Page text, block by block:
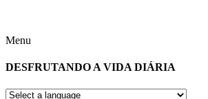
Menu
DESFRUTANDO A VIDA DIÁRIA